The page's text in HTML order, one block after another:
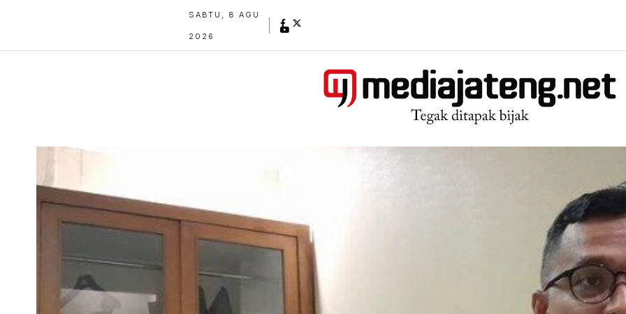
SABTU, 8 AGU
2026